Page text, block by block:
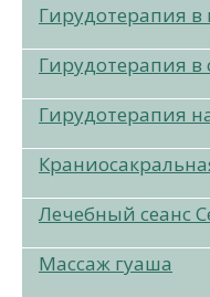
Гирудотерапия в
Гирудотерапия в
Гирудотерапия
Лечебный сеанс
Массаж гуаша